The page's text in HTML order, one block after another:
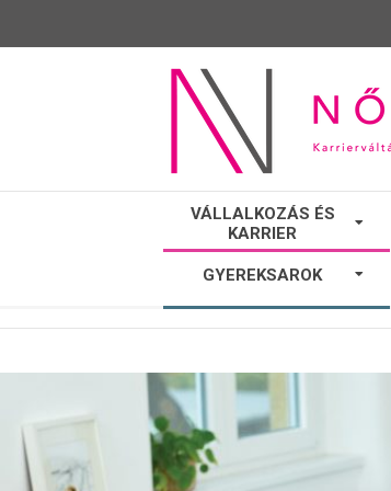
NŐI
VÁLTÓ
VÁLLALKOZÁS ÉS
KARRIER
GYEREKSAROK